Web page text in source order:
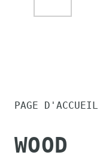
PAGE D'ACCUEIL
WOOD